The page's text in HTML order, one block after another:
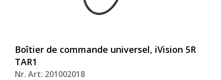
Boîtier de commande universel, iVision 5R
TAR1
Nr. Art: 201002018